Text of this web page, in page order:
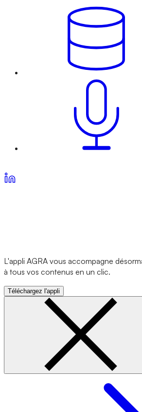
L'appli AGRA vous accompagne
à tous vos contenus en un clic.
Téléchargez l'appli